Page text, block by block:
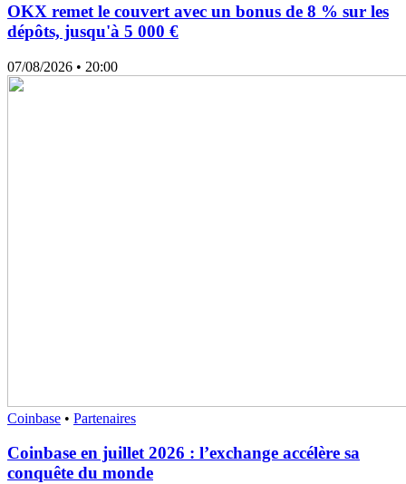
OKX remet le couvert avec un bonus de 8 % sur les
dépôts, jusqu'à 5 000 €
07/08/2026 • 20:00
Coinbase • Partenaires
Coinbase en juillet 2026 : l’exchange accélère sa
conquête du monde